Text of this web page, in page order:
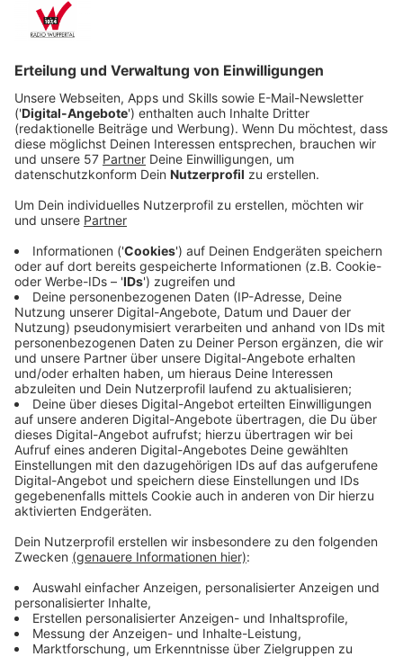
geprägt ist.
Anzeige
Als sie einen jungen Inuit-Jungen kennenlernt,
entsteht zum ersten Mal seit langer Zeit eine
Verbindung – doch der Junge stirbt plötzlich und auf
mysteriöse Weise. Smilla weigert sich, den offiziellen
Erklärungen zu glauben, und beginnt zu ermitteln. Ihre
Suche führt sie von der kontrollierten Hauptstadt bis
in die gefrorenen Landschaften Grönlands, wo sie auf
politische Intrigen, gefährliche Machtspiele und ein
Geheimnis stößt, das nicht nur den Tod des Jungen,
sondern auch ihre eigene Herkunft in einem neuen
Licht erscheinen lässt.
Streaming-Dienst: Magenta TV
Anzeige
Wir benötigen Ihre
Zustimmung, um den YouTube
Video-Service zu laden!
Wir verwenden einen Service eines
Drittanbieters, um Videoinhalte